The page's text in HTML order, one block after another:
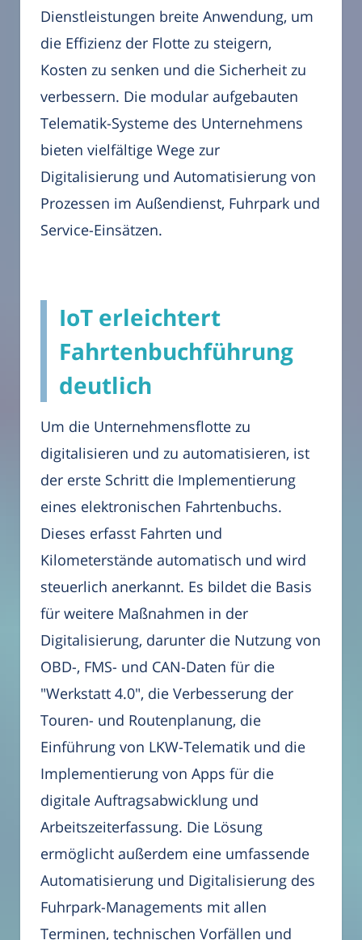
Dienstleistungen breite Anwendung, um
die Effizienz der Flotte zu steigern,
Kosten zu senken und die Sicherheit zu
verbessern. Die modular aufgebauten
Telematik-Systeme des Unternehmens
bieten vielfältige Wege zur
Digitalisierung und Automatisierung von
Prozessen im Außendienst, Fuhrpark und
Service-Einsätzen.
IoT erleichtert
Fahrtenbuchführung
deutlich
Um die Unternehmensflotte zu
digitalisieren und zu automatisieren, ist
der erste Schritt die Implementierung
eines elektronischen Fahrtenbuchs.
Dieses erfasst Fahrten und
Kilometerstände automatisch und wird
steuerlich anerkannt. Es bildet die Basis
für weitere Maßnahmen in der
Digitalisierung, darunter die Nutzung von
OBD-, FMS- und CAN-Daten für die
"Werkstatt 4.0", die Verbesserung der
Touren- und Routenplanung, die
Einführung von LKW-Telematik und die
Implementierung von Apps für die
digitale Auftragsabwicklung und
Arbeitszeiterfassung. Die Lösung
ermöglicht außerdem eine umfassende
Automatisierung und Digitalisierung des
Fuhrpark-Managements mit allen
Terminen, technischen Vorfällen und